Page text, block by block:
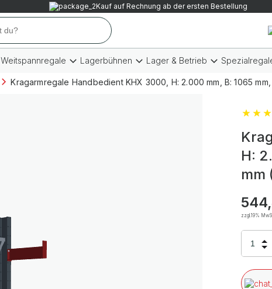
Kauf auf Rechnung ab der ersten Bestellung
Weitspannregale Lagerbühnen Lager & Betrieb
Kragarmregale Handbedient KHX 3000, H: 2.000 mm, B: 1065
H:
mm
zzgl.19%